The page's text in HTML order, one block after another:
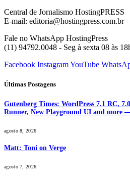
Central de Jornalismo HostingPRESS
E-mail: editoria@hostingpress.com.br
Fale no WhatsApp HostingPress
(11) 94792.0048 - Seg à sexta 08 às
Facebook InstagramYouTube
Últimas Postagens
Gutenberg Times: WordPress 7.1 RC,
Runner, New Playground UI and more
agosto 8, 2026
Matt: Toni on Verge
agosto 7, 2026